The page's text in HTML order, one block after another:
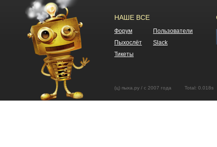
НАШЕ ВСЕ
Форум
Пользователи
Пыхослёт
Slack
Тикеты
(ц) пыха.ру / с 2007 года Total: